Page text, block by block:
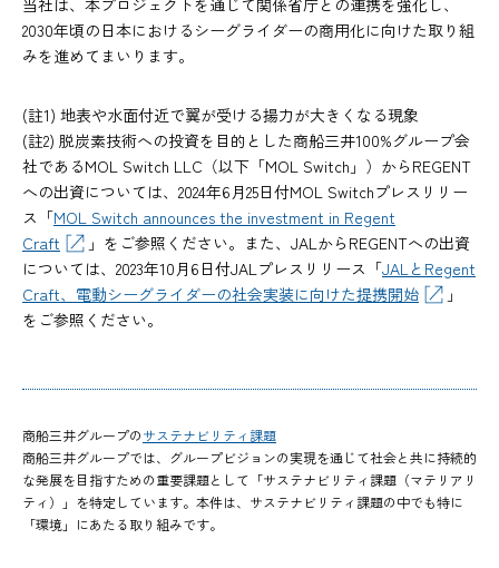
当社は、本プロジェクトを通じて関係省庁との連携を強化し、
2030年頃の日本におけるシーグライダーの商用化に向けた取り組
みを進めてまいります。
(註1) 地表や水面付近で翼が受ける揚力が大きくなる現象
(註2) 脱炭素技術への投資を目的とした商船三井100%グループ会
社であるMOL Switch LLC（以下「MOL Switch」）からREGENT
への出資については、2024年6月25日付MOL Switchプレスリリー
ス「MOL Switch announces the investment in Regent
Craft
」をご参照ください。また、JALからREGENTへの出資
については、2023年10月6日付JALプレスリリース「JALとRegent
Craft、電動シーグライダーの社会実装に向けた提携開始
」
をご参照ください。
商船三井グループのサステナビリティ課題
商船三井グループでは、グループビジョンの実現を通じて社会と共に持続的
な発展を目指すための重要課題として「サステナビリティ課題（マテリアリ
ティ）」を特定しています。本件は、サステナビリティ課題の中でも特に
「環境」にあたる取り組みです。